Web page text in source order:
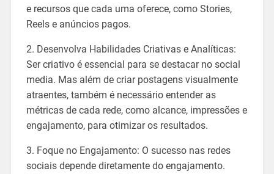
e recursos que cada uma oferece, como Stories,
Reels e anúncios pagos.
2. Desenvolva Habilidades Criativas e Analíticas:
Ser criativo é essencial para se destacar no social
media. Mas além de criar postagens visualmente
atraentes, também é necessário entender as
métricas de cada rede, como alcance, impressões e
engajamento, para otimizar os resultados.
3. Foque no Engajamento: O sucesso nas redes
sociais depende diretamente do engajamento.